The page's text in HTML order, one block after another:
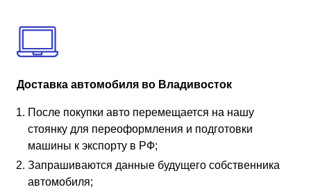
Доставка автомобиля во Владивосток
После покупки авто перемещается на нашу
стоянку для переоформления и подготовки
машины к экспорту в РФ;
Запрашиваются данные будущего собственника
автомобиля;